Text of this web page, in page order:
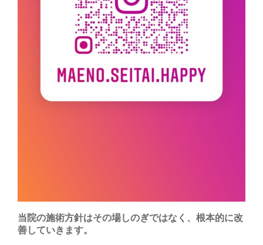
当院の施術方針はその場しのぎではなく、根本的に改
善していきます。